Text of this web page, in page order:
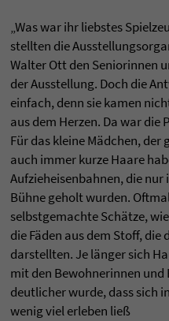
„Was war ihr liebstes
stellten die
Walter Ott den Seniorinnen
der Ausstellung. Doch die
einfach, denn sie kamen
aus dem Herzen. Da war die
Für das kleine Mädchen,
auch immer kurze Haare
Aufzieheisenbahnen, die
Bühne geholt wurden.
selbstgemachte Schätze,
die Fäden aus dem Stoff, die
darstellten. Je länger sich
mit den Bewohnerinnen
deutlicher wurde, dass sich
wenig viel erleben ließ